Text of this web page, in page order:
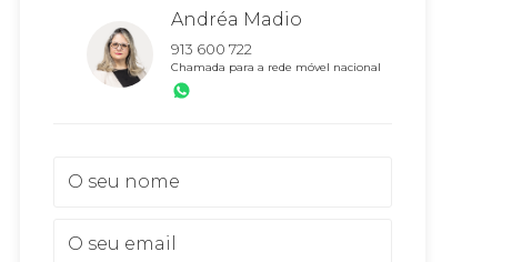
Andréa Madio
913 600 722
Chamada para a rede móvel nacional